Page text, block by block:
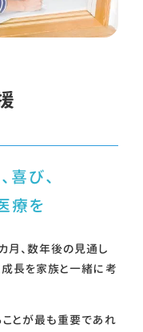
喜び、
療を
月、数年後の見通し
成長を家族と一緒に考
ことが最も重要であれ